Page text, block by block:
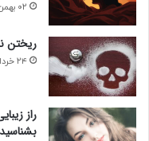
۰۲ بهمن ۱۴۰۲
ریختن
۲۴ خرداد ۱۴۰۳
راز
بشناسید